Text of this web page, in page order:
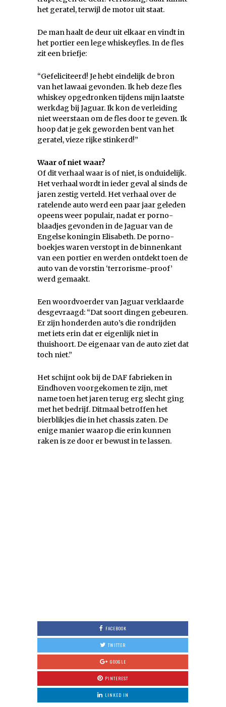
het geratel, terwijl de motor uit staat.
De man haalt de deur uit elkaar en vindt in
het portier een lege whiskeyfles. In de fles
zit een briefje:
“Gefeliciteerd! Je hebt eindelijk de bron
van het lawaai gevonden. Ik heb deze fles
whiskey opgedronken tijdens mijn laatste
werkdag bij Jaguar. Ik kon de verleiding
niet weerstaan om de fles door te geven. Ik
hoop dat je gek geworden bent van het
geratel, vieze rijke stinkerd!”
Waar of niet waar?
Of dit verhaal waar is of niet, is onduidelijk.
Het verhaal wordt in ieder geval al sinds de
jaren zestig verteld. Het verhaal over de
ratelende auto werd een paar jaar geleden
opeens weer populair, nadat er porno-
blaadjes gevonden in de Jaguar van de
Engelse koningin Elisabeth. De porno-
boekjes waren verstopt in de binnenkant
van een portier en werden ontdekt toen de
auto van de vorstin ‘terrorisme-proof’
werd gemaakt.
Een woordvoerder van Jaguar verklaarde
desgevraagd: “Dat soort dingen gebeuren.
Er zijn honderden auto’s die rondrijden
met iets erin dat er eigenlijk niet in
thuishoort. De eigenaar van de auto ziet dat
toch niet.”
Het schijnt ook bij de DAF fabrieken in
Eindhoven voorgekomen te zijn, met
name toen het jaren terug erg slecht ging
met het bedrijf. Ditmaal betroffen het
bierblikjes die in het chassis zaten. De
enige manier waarop die erin kunnen
raken is ze door er bewust in te lassen.
FACEBOOK
TWITTER
GOOGLE
PINTEREST
LINKED IN